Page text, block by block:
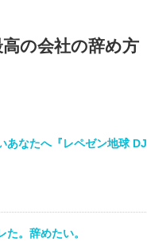
の会社の辞め方
あなたへ『レペゼン地球 DJ
た。辞めたい。